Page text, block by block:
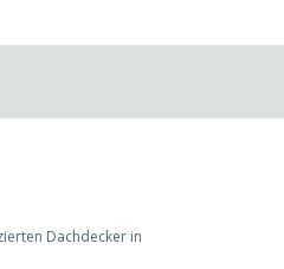
Dachdecker in